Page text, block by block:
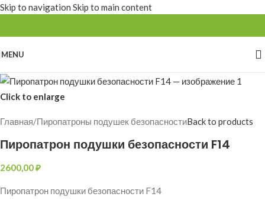
Skip to navigation Skip to main content
MENU
Click to enlarge
Главная/Пиропатроны подушек безопасностиBack to products
Пиропатрон подушки безопасности F14
2600,00₽
Пиропатрон подушки безопасности F14